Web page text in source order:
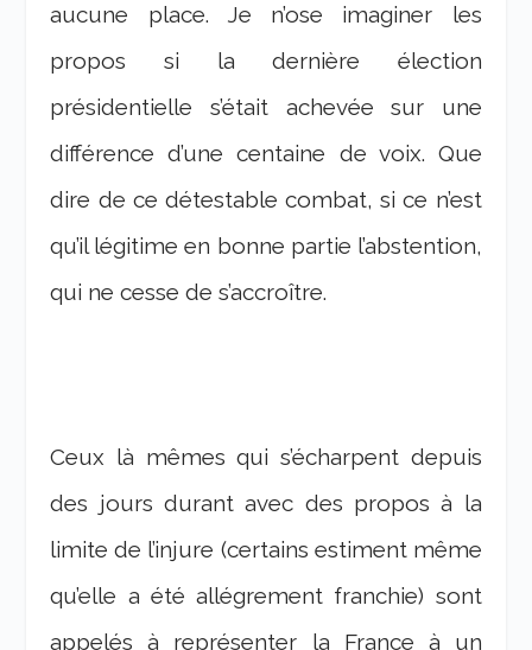
aucune place. Je n’ose imaginer les
propos si la dernière élection
présidentielle s’était achevée sur une
différence d’une centaine de voix. Que
dire de ce détestable combat, si ce n’est
qu’il légitime en bonne partie l’abstention,
qui ne cesse de s’accroître.
Ceux là mêmes qui s’écharpent depuis
des jours durant avec des propos à la
limite de l’injure (certains estiment même
qu’elle a été allégrement franchie) sont
appelés à représenter la France à un